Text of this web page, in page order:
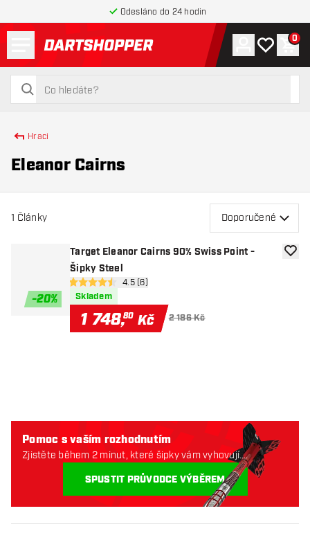
Odesláno do 24 hodin
Zpět na hlavní stránku
hledat
hledat
ÚčetMůj 0
Hraci
Eleanor Cairns
1 Články Doporučené
-20%
Target Eleanor Cairns 90% Swiss Point -
Šipky Steel
otevřít panel recenzí
4.5 hodnoticí hvězdičky
4.5 (6)
Skladem
1 748,80 Kč 2 186 Kč
Pomoc s vaším rozhodnutím
Zjistěte během 2 minut, které šipky vám vyhovují.
SPUSTIT PRŮVODCE VÝBĚREM